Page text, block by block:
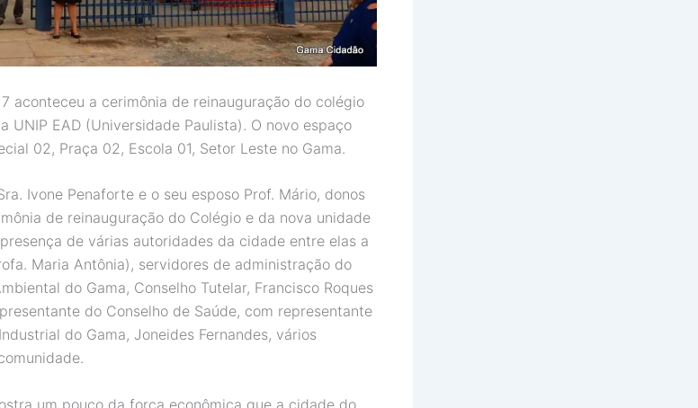
aconteceu a cerimônia de reinauguração do colégio
UNIP EAD (Universidade Paulista). O novo espaço
02, Praça 02, Escola 01, Setor Leste no Gama.
Ivone Penaforte e o seu esposo Prof. Mário, donos
de reinauguração do Colégio e da nova unidade
de várias autoridades da cidade entre elas a
Maria Antônia), servidores de administração do
do Gama, Conselho Tutelar, Francisco Roques
do Conselho de Saúde, com representante
do Gama, Joneides Fernandes, vários
um pouco da força econômica que a cidade do